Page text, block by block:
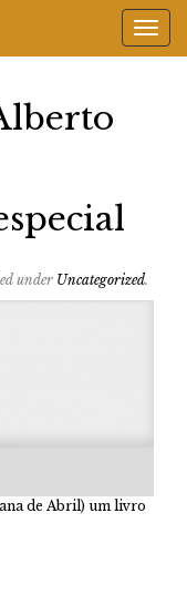
under Uncategorized.
de Abril) um livro